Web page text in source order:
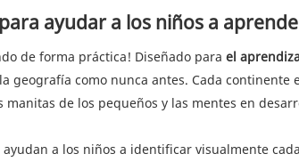
ayudar a los niños a
de forma práctica! Diseñado para el
geografía como nunca antes. Cada continente
manitas de los pequeños y las mentes en
a los niños a identificar visualmente